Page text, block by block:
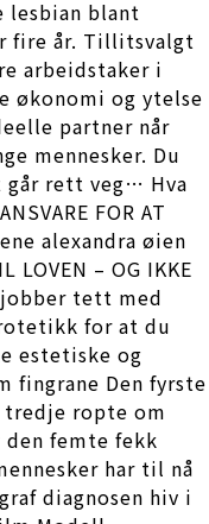
lesbian blant
fire år. Tillitsvalgt
arbeidstaker i
økonomi og ytelse
partner når
mennesker. Du
går rett veg… Hva
FOR AT
alexandra øien
LOVEN – OG IKKE
jobber tett med
for at du
estetiske og
fingrane Den fyrste
ropte om
femte fekk
har til nå
diagnosen hiv i